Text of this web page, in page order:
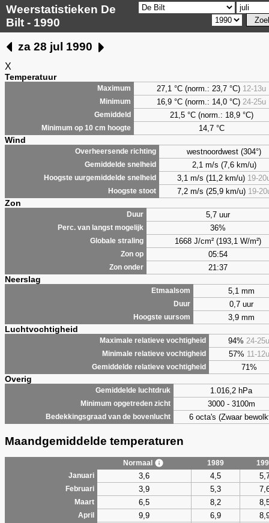
Weerstatistieken De
Bilt - 1990
za 28 jul 1990
X
Temperatuur
Maximum 27,1 °C (norm.: 23,7 °C) 12-13u
Minimum 16,9 °C (norm.: 14,0 °C) 24-25u
Gemiddeld 21,5 °C (norm.: 18,9 °C)
Minimum op 10 cm hoogte 14,7 °C
Wind
Overheersende richting westnoordwest (304°)
Gemiddelde snelheid 2,1 m/s (7,6 km/u)
Hoogste uurgemiddelde snelheid 3,1 m/s (11,2 km/u) 19-
Hoogste stoot 7,2 m/s (25,9 km/u) 19-
Zon
Duur 5,7 uur
Perc. van langst mogelijk 36%
Globale straling 1668 J/cm² (193,1 W/m²)
Zon op 05:54
Zon onder 21:37
Neerslag
Etmaalsom 5,1 mm
Duur 0,7 uur
Hoogste uursom 3,9 mm
Luchtvochtigheid
Maximale relatieve vochtigheid 94% 24-25u
Minimale relatieve vochtigheid 57% 11-12u
Gemiddelde relatieve vochtigheid 71%
Overig
Gemiddelde luchtdruk 1.016,2 hPa
Minimum opgetreden zicht 3000 - 3100m
Bedekkingsgraad van de bovenlucht 6 octa's (Zwaar
Maandgemiddelde temperaturen
Normaal 1989
Januari
3,6 4,5
Februari 3,9 5,3
Maart 6,5 8,2
April 9,9 6,9